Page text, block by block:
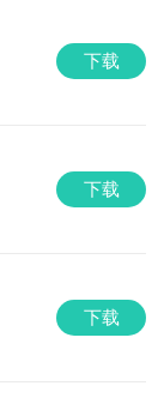
下载
下载
下载